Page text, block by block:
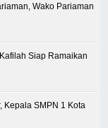
Wako Pariaman
Siap Ramaikan
Kepala SMPN 1 Kota